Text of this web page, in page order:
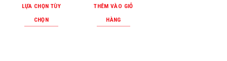
LỰA CHỌN TÙY
CHỌN
THÊM VÀO GIỎ
HÀNG